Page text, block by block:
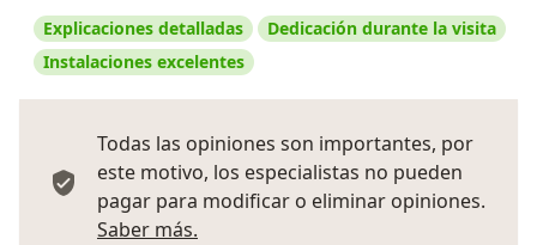
Explicaciones detalladas
Dedicación durante la visita
Instalaciones excelentes
Todas las opiniones son importantes, por
este motivo, los especialistas no pueden
pagar para modificar o eliminar opiniones.
Saber más.